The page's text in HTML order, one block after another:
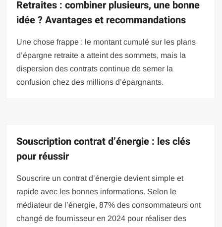
Retraites : combiner plusieurs, une bonne
idée ? Avantages et recommandations
Une chose frappe : le montant cumulé sur les plans
d’épargne retraite a atteint des sommets, mais la
dispersion des contrats continue de semer la
confusion chez des millions d’épargnants.
Souscription contrat d’énergie : les clés
pour réussir
Souscrire un contrat d’énergie devient simple et
rapide avec les bonnes informations. Selon le
médiateur de l’énergie, 87% des consommateurs ont
changé de fournisseur en 2024 pour réaliser des